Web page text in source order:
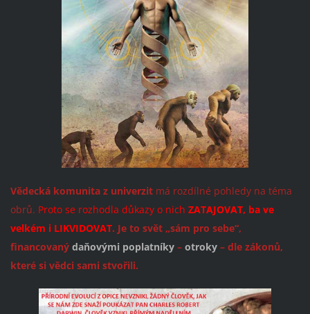
Vědecká komunita z univerzit má rozdílné pohledy na téma
obrů. Proto se rozhodla důkazy o nich ZATAJOVAT, ba ve
velkém i LIKVIDOVAT. Je to svět „sám pro sebe“,
financovaný daňovými poplatníky– otroky– dle zákonů,
které si vědci sami stvořili.